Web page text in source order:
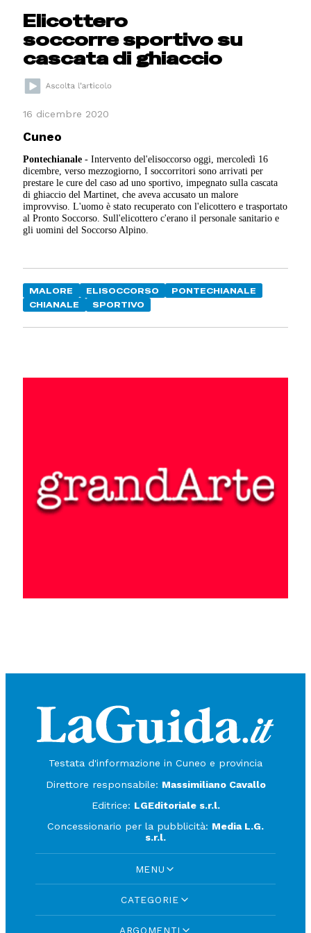
Elicottero
soccorre sportivo su
cascata di ghiaccio
16 dicembre 2020
Cuneo
Pontechianale - Intervento del'elisoccorso oggi, mercoledì 16
dicembre, verso mezzogiorno, I soccorritori sono arrivati per
prestare le cure del caso ad uno sportivo, impegnato sulla cascata
di ghiaccio del Martinet, che aveva accusato un malore
improvviso. L'uomo è stato recuperato con l'elicottero e trasportato
al Pronto Soccorso. Sull'elicottero c'erano il personale sanitario e
gli uomini del Soccorso Alpino.
MALORE ELISOCCORSO
PONTECHIANALE
CHIANALE
SPORTIVO
Testata d'informazione in Cuneo e provincia
Direttore responsabile: Massimiliano Cavallo
Editrice: LGEditoriale s.r.l.
Concessionario per la pubblicità: Media L.G.
s.r.l.
MENU
CATEGORIE
ARGOMENTI